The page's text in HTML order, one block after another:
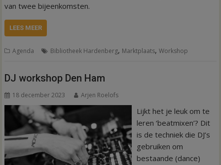
van twee bijeenkomsten.
LEES MEER
Agenda Bibliotheek Hardenberg, Marktplaats,Workshop
DJ workshop Den Ham
18 december 2023 Arjen Roelofs
Lijkt het je leuk om te
leren ‘beatmixen’? Dit
is de techniek die DJ’s
gebruiken om
bestaande (dance)